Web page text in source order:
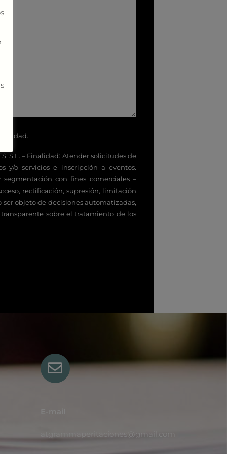
.
S.L. – Finalidad: Atender solicitudes de
y/o servicios e inscripción a eventos.
con fines comerciales –
rectificación, supresión, limitación
objeto de decisiones automatizadas,
sobre el tratamiento de los
atgrammaperitaciones@gmail.com